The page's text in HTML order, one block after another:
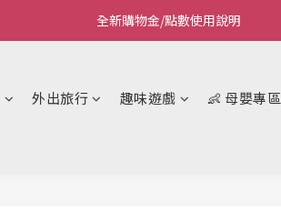
Welcome~私藏生活~
全新購物金/點數使用說明
外出旅行 趣味遊戲 👶 母嬰專區